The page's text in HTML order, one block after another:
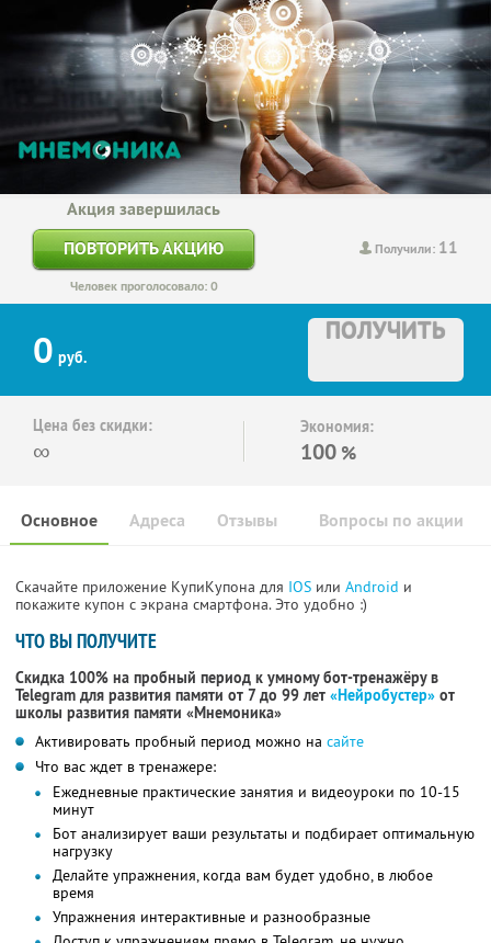
Получили: 11
Акция завершилась
ПОВТОРИТЬ АКЦИЮ
Человек проголосовало: 0
0 руб.
ПОЛУЧИТЬ
Цена без скидки:
∞
Экономия:
100 %
Основное Отзывы Вопросы по акции
Адреса
Скачайте приложение КупиКупона для IOS или Android и
покажите купон с экрана смартфона. Это удобно :)
ЧТО ВЫ ПОЛУЧИТЕ
Скидка 100% на пробный период к умному бот-тренажёру в
Telegram для развития памяти от 7 до 99 лет «Нейробустер» от
школы развития памяти «Мнемоника»
Активировать пробный период можно на сайте
Что вас ждет в тренажере:
Ежедневные практические занятия и видеоуроки по 10-15
минут
Бот анализирует ваши результаты и подбирает оптимальную
нагрузку
Делайте упражнения, когда вам будет удобно, в любое
время
Упражнения интерактивные и разнообразные